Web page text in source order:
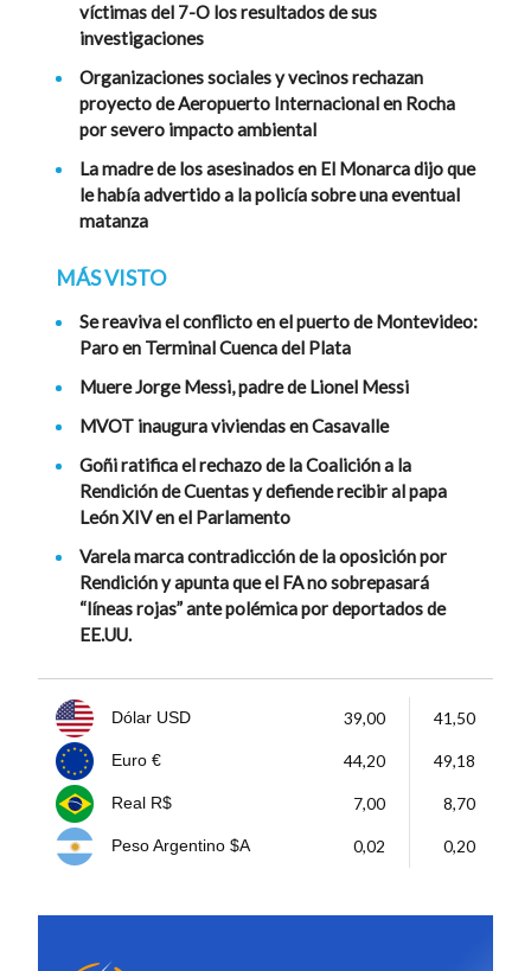
víctimas del 7-O los resultados de sus
investigaciones
Organizaciones sociales y vecinos rechazan
proyecto de Aeropuerto Internacional en Rocha
por severo impacto ambiental
La madre de los asesinados en El Monarca dijo que
le había advertido a la policía sobre una eventual
matanza
MÁS VISTO
Se reaviva el conflicto en el puerto de Montevideo:
Paro en Terminal Cuenca del Plata
Muere Jorge Messi, padre de Lionel Messi
MVOT inaugura viviendas en Casavalle
Goñi ratifica el rechazo de la Coalición a la
Rendición de Cuentas y defiende recibir al papa
León XIV en el Parlamento
Varela marca contradicción de la oposición por
Rendición y apunta que el FA no sobrepasará
“líneas rojas” ante polémica por deportados de
EE.UU.
Dólar USD 39,00 41,50
Euro € 44,20 49,18
Real R$ 7,00 8,70
Peso Argentino $A 0,02 0,20